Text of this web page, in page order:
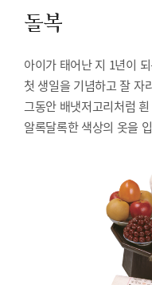
돌복
아이가 태어난 지 1년이
첫 생일을 기념하고 잘 자
그동안 배냇저고리처럼
알록달록한 색상의 옷을